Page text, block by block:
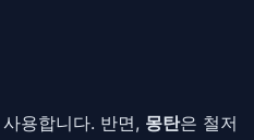
용합니다. 반면, 몽탄은 철저